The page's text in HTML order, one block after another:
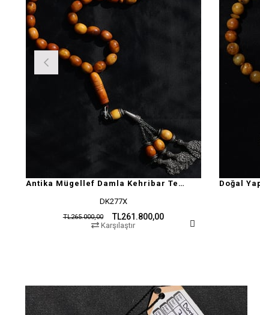
Antika Mügellef Damla Kehribar Tesbih
DK277X
TL261.800,00
TL265.000,00
Karşılaştır